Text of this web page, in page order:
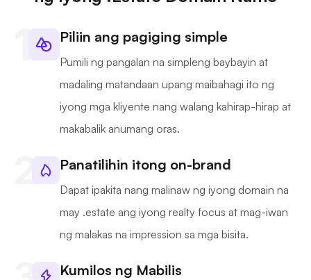
Piliin ang pagiging simple
Pumili ng pangalan na simpleng baybayin at
madaling matandaan upang maibahagi ito ng
iyong mga kliyente nang walang kahirap-hirap at
makabalik anumang oras.
Panatilihin itong on-brand
Dapat ipakita nang malinaw ng iyong domain na
may .estate ang iyong realty focus at mag-iwan
ng malakas na impression sa mga bisita.
Kumilos ng Mabilis